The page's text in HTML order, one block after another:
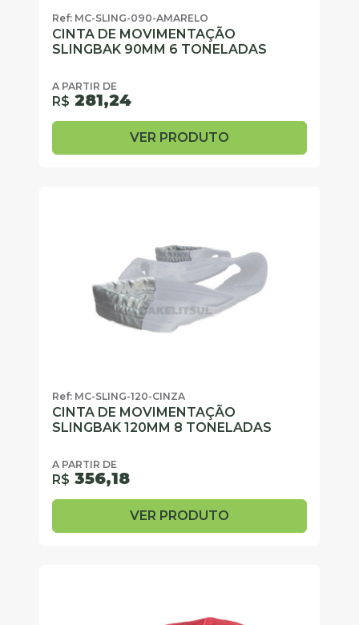
Ref: MC-SLING-090-AMARELO
CINTA DE MOVIMENTAÇÃO
SLINGBAK 90MM 6 TONELADAS
A PARTIR DE
R$ 281,24
VER PRODUTO
Ref: MC-SLING-120-CINZA
CINTA DE MOVIMENTAÇÃO
SLINGBAK 120MM 8 TONELADAS
A PARTIR DE
R$ 356,18
VER PRODUTO